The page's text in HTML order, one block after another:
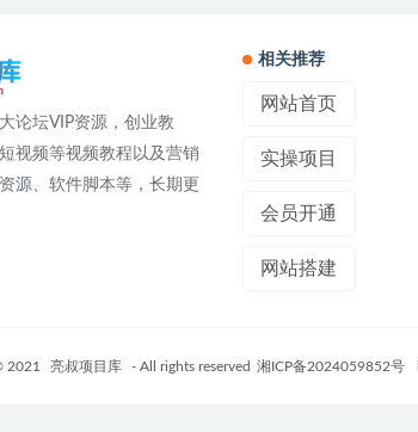
论坛VIP资源，创业教
视频等视频教程以及营销
源、软件脚本等，长期更
相关推荐
网站首页
实操项目
会员开通
网站搭建
2021 亮叔项目库 - All rights reserved 湘ICP备2024059852号